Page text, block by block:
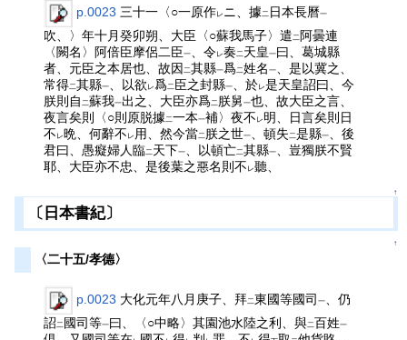
p.0023 三十一〈○一原作レ ニ、據二 日本長曆一
吹、〉年十月癸卯朔、大臣〈○蘇我馬子〉遣二 阿曇連
〈闕名〉阿倍臣摩侶二臣一 、令レ奏二天皇一曰、葛城縣
者、元臣之本居也、故因 二其縣一爲二姓名一
、是以冀之、
常得二其縣一 、以欲 レ爲二臣之封縣一 、於レ是天皇詔曰、今
朕則自 二蘇我一出之、大臣亦爲二朕舅一也、故大臣之言、
夜言矣則〈○則原脱據二一本一補〉夜不 レ 明、日言矣則日
不 レ晩、何辭不 レ 用、然今當二朕之世一 、頓失二是縣一
、後
君曰、愚癡婦人臨二天下一 、以頓亡二其縣一
、豈獨朕不賢
耶、大臣亦不忠、是後葉之惡名則不 レ聽、
↑
〔日本書紀〕
↑
〈二十五/孝德〉
p.0023 大化元年八月庚子、拜二東國等國司一
、仍
詔二國司等一曰、〈○中略〉其園池水陸之利、與二百姓一